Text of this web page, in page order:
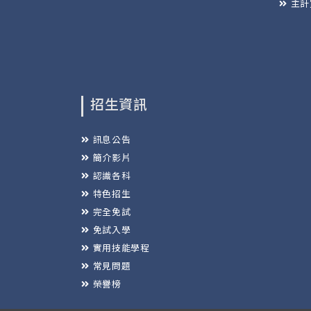
主
招生資訊
訊息公告
簡介影片
認識各科
特色招生
完全免試
免試入學
實用技能學程
常見問題
榮譽榜